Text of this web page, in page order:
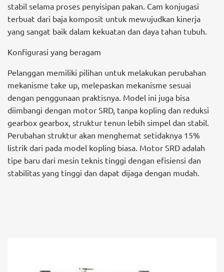
stabil selama proses penyisipan pakan. Cam konjugasi
terbuat dari baja komposit untuk mewujudkan kinerja
yang sangat baik dalam kekuatan dan daya tahan tubuh.
Konfigurasi yang beragam
Pelanggan memiliki pilihan untuk melakukan perubahan
mekanisme take up, melepaskan mekanisme sesuai
dengan penggunaan praktisnya. Model ini juga bisa
diimbangi dengan motor SRD, tanpa kopling dan reduksi
gearbox gearbox, struktur tenun lebih simpel dan stabil.
Perubahan struktur akan menghemat setidaknya 15%
listrik dari pada model kopling biasa. Motor SRD adalah
tipe baru dari mesin teknis tinggi dengan efisiensi dan
stabilitas yang tinggi dan dapat dijaga dengan mudah.